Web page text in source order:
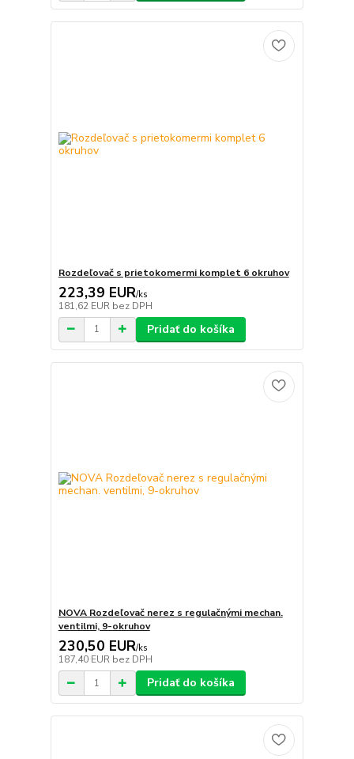
Rozdeľovač s prietokomermi komplet 6 okruhov
223,39 EUR/ks
181,62 EUR bez DPH
Pridať do košíka
NOVA Rozdeľovač nerez s regulačnými mechan.
ventilmi, 9-okruhov
230,50 EUR/ks
187,40 EUR bez DPH
Pridať do košíka